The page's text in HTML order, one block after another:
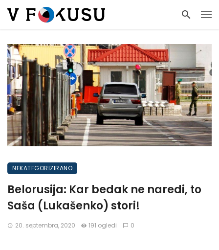
NEKATEGORIZIRANO
Belorusija: Kar bedak ne naredi, to
Saša (Lukašenko) stori!
20. septembra, 2020 191 ogledi 0